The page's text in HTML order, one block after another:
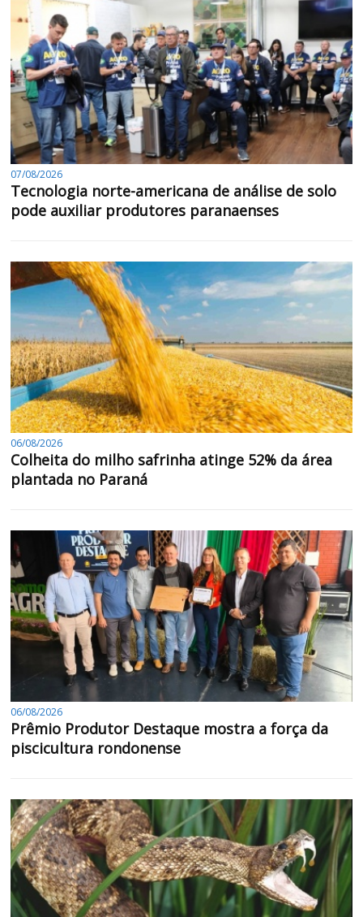
07/08/2026
Tecnologia norte-americana de análise de solo
pode auxiliar produtores paranaenses
06/08/2026
Colheita do milho safrinha atinge 52% da área
plantada no Paraná
06/08/2026
Prêmio Produtor Destaque mostra a força da
piscicultura rondonense